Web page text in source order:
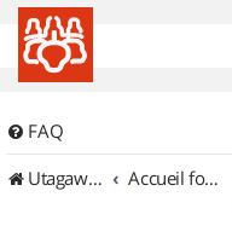
FAQ
UtagawaVTT (Randos VTT et VTTAE avec traces GPS)
Accueil forum